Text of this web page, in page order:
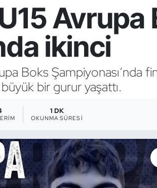
Avrupa
ikinci
Boks
bir gurur yaşattı.
1 DK
OKUNMA SÜRESI